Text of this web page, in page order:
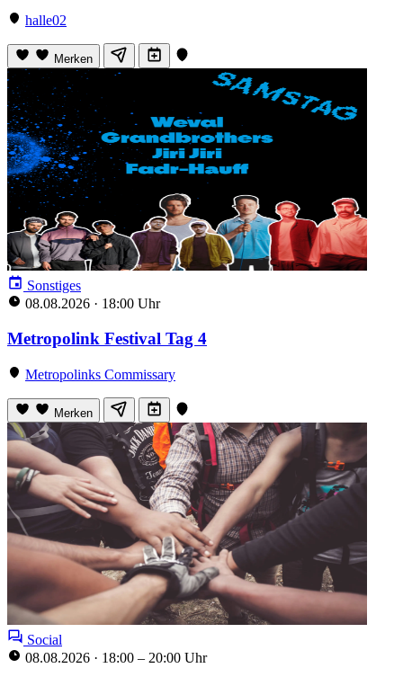
halle02
Merken
Sonstiges
08.08.2026 · 18:00 Uhr
Metropolink Festival Tag 4
Metropolinks Commissary
Merken
Social
08.08.2026 · 18:00 – 20:00 Uhr